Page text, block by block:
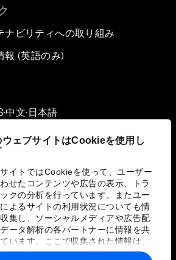
ウェブサイトはCookieを使用し
イトではCookieを使って、ユーザー
せたコンテンツや広告の表示、トラ
クの分析を行っています。またユー
よるサイトの利用状況についても情
集し、ソーシャルメディアや広告配
ータ解析の各パートナーに情報を共
います。ここで収集された情報は、
ザーが各パートナーに提供した他の情
ナビリティへの取り組み
報 (英語のみ)
▪中文▪ 日本語